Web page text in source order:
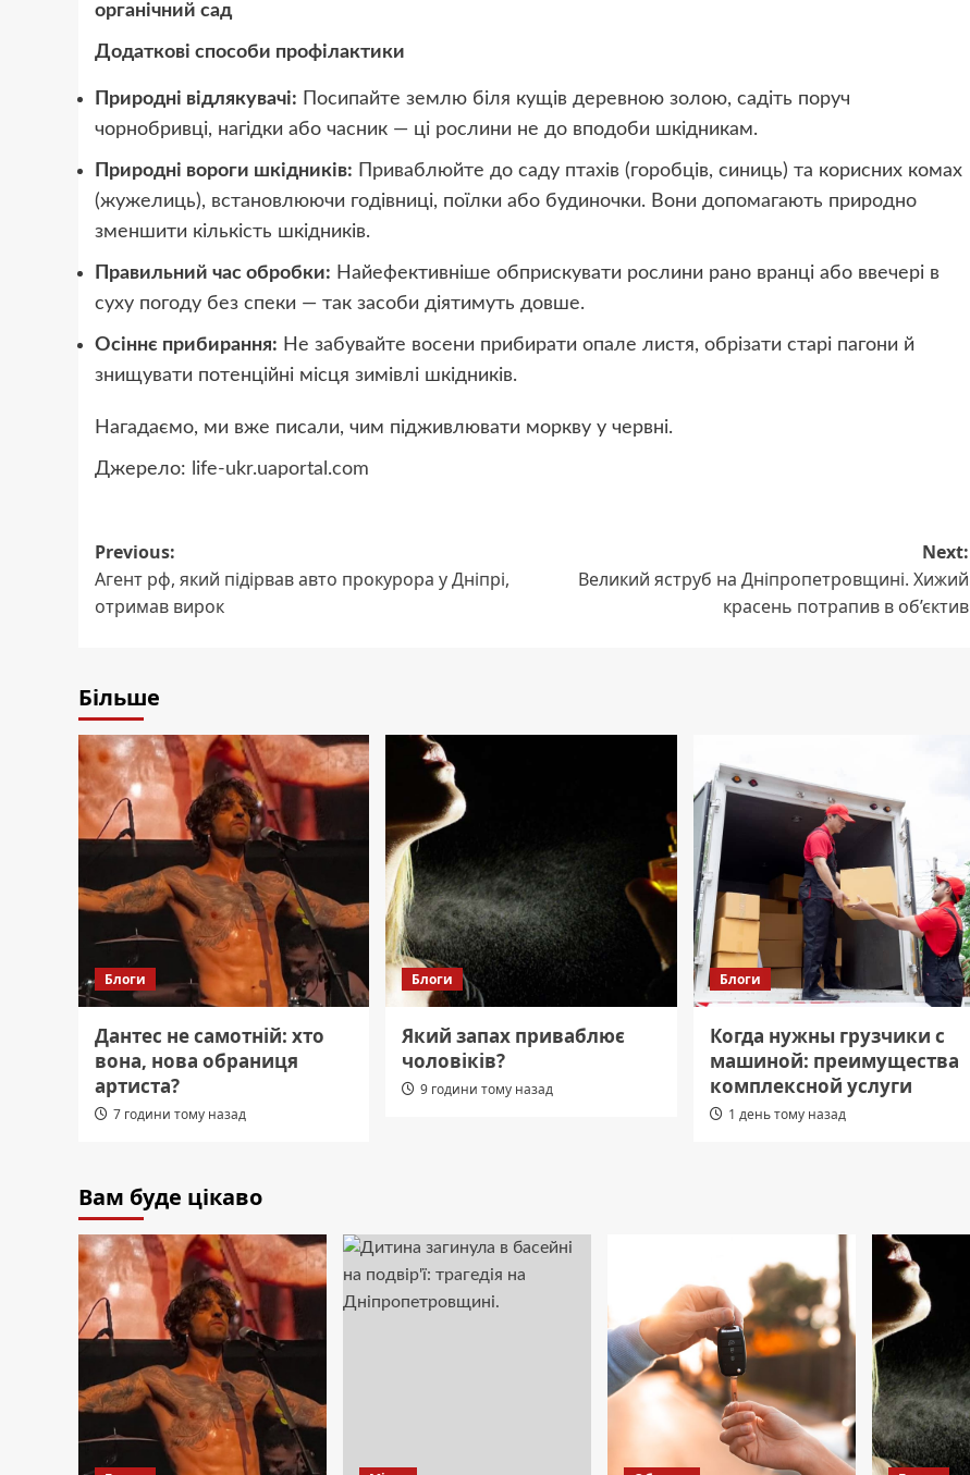
органічний сад
Додаткові способи профілактики
Природні відлякувачі: Посипайте землю біля кущів деревною золою, садіть поруч
чорнобривці, нагідки або часник — ці рослини не до вподоби шкідникам.
Природні вороги шкідників: Приваблюйте до саду птахів (горобців, синиць) та корисних комах
(жужелиць), встановлюючи годівниці, поїлки або будиночки. Вони допомагають природно
зменшити кількість шкідників.
Правильний час обробки: Найефективніше обприскувати рослини рано вранці або ввечері в
суху погоду без спеки — так засоби діятимуть довше.
Осіннє прибирання: Не забувайте восени прибирати опале листя, обрізати старі пагони й
знищувати потенційні місця зимівлі шкідників.
Нагадаємо, ми вже писали, чим підживлювати моркву у червні.
Джерело: life-ukr.uaportal.com
Post
navigation
Previous:
Агент рф, який підірвав авто прокурора у Дніпрі,
отримав вирок
Next:
Великий яструб на Дніпропетровщині. Хижий
красень потрапив в об’єктив
Більше
Блоги
Дантес не самотній: хто
вона, нова обраниця
артиста?
7 години тому назад
Блоги
Який запах приваблює
чоловіків?
9 години тому назад
Блоги
Когда нужны грузчики с
машиной: преимущества
комплексной услуги
1 день тому назад
Вам буде цікаво